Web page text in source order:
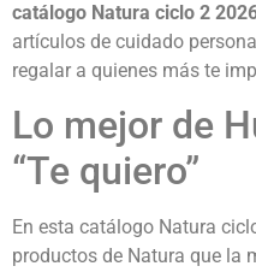
catálogo Natura ciclo 2
artículos de cuidado
regalar a quienes más te
Lo mejor de
“Te quiero”
En esta catálogo Natura
productos de Natura que la